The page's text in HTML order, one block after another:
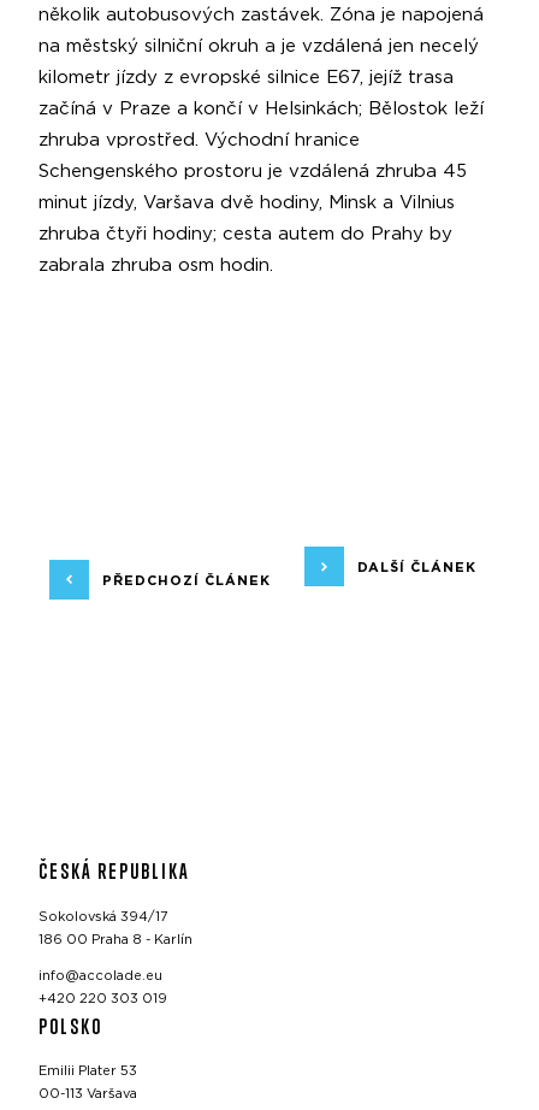
několik autobusových zastávek. Zóna je napojená
na městský silniční okruh a je vzdálená jen necelý
kilometr jízdy z evropské silnice E67, jejíž trasa
začíná v Praze a končí v Helsinkách; Bělostok leží
zhruba vprostřed. Východní hranice
Schengenského prostoru je vzdálená zhruba 45
minut jízdy, Varšava dvě hodiny, Minsk a Vilnius
zhruba čtyři hodiny; cesta autem do Prahy by
zabrala zhruba osm hodin.
PŘEDCHOZÍ ČLÁNEK
DALŠÍ ČLÁNEK
ČESKÁ REPUBLIKA
Sokolovská 394/17
186 00 Praha 8 - Karlín
info@accolade.eu
+420 220 303 019
POLSKO
Emilii Plater 53
00-113 Varšava